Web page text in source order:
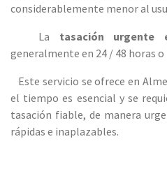
considerablemente menor al
La tasación urgente
generalmente en 24 / 48 horas
Este servicio se ofrece en
el tiempo es esencial y se
tasación fiable, de manera
rápidas e inaplazables.